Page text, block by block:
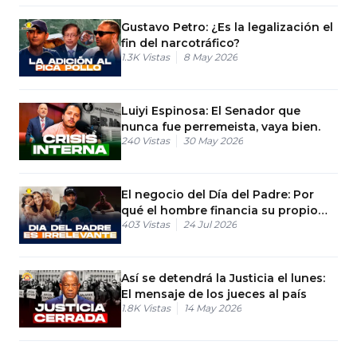
Gustavo Petro: ¿Es la legalización el
fin del narcotráfico?
1.3K Vistas 8 May 2026
Luiyi Espinosa: El Senador que
nunca fue perremeista, vaya bien.
240 Vistas 30 May 2026
El negocio del Día del Padre: Por
qué el hombre financia su propio
regalo
403 Vistas 24 Jul 2026
Así se detendrá la Justicia el lunes:
El mensaje de los jueces al país
1.8K Vistas 14 May 2026